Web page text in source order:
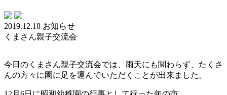
2019.12.18 お知らせ
くまさん親子交流会
今日のくまさん親子交流会では、雨天にも関わらず、たくさ
んの方々に園に足を運んでいただくことが出来ました。